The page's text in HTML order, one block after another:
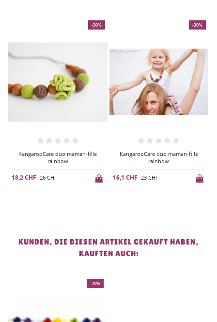
-30%
KangarooCare duo maman-fille
rainbow
16,1 CHF 23 CHF
-75%
SONDERPREIS!
Bola coeur argent
KUNDEN, DIE DIESEN ARTIKEL GEKAUFT HABEN,
KAUFTEN AUCH:
-20%